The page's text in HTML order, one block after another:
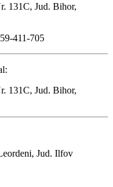
131C, Jud. Bihor,
411-705
131C, Jud. Bihor,
Jud. Ilfov